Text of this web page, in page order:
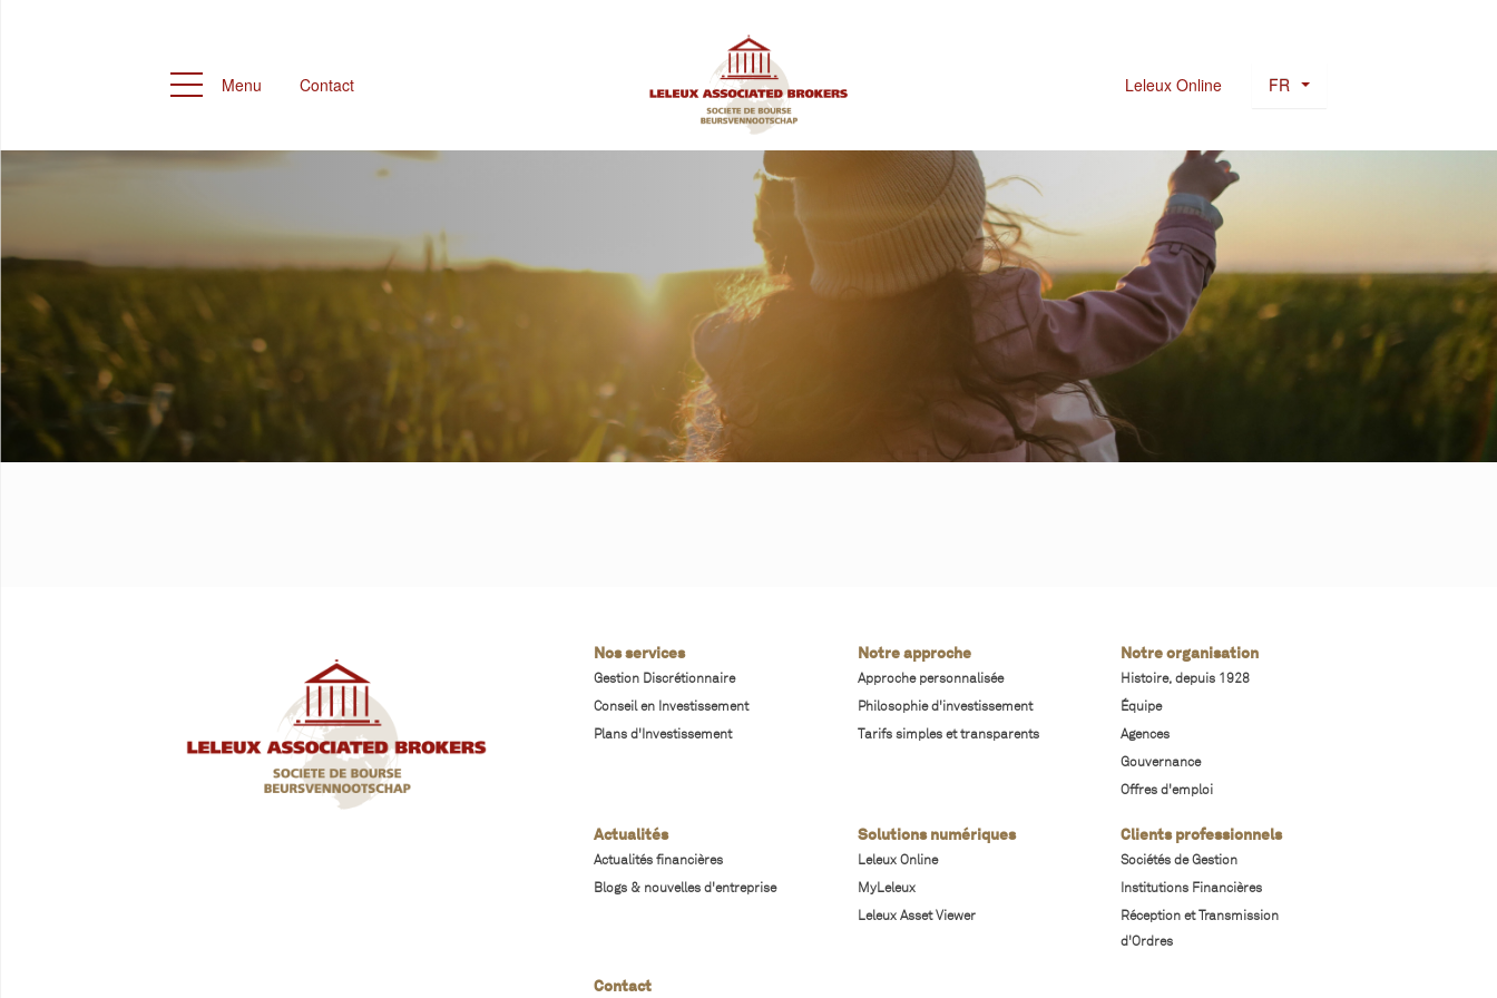
Menu Contact Leleux Online FR
Nos services
Gestion Discrétionnaire
Conseil en Investissement
Plans d'Investissement
Notre approche
Approche personnalisée
Philosophie d'investissement
Tarifs simples et transparents
Notre organisation
Histoire, depuis 1928
Équipe
Agences
Gouvernance
Offres d'emploi
Actualités
Actualités financières
Blogs & nouvelles d'entreprise
Solutions numériques
Leleux Online
MyLeleux
Leleux Asset Viewer
Clients professionnels
Sociétés de Gestion
Institutions Financières
Réception et Transmission
d'Ordres
Contact